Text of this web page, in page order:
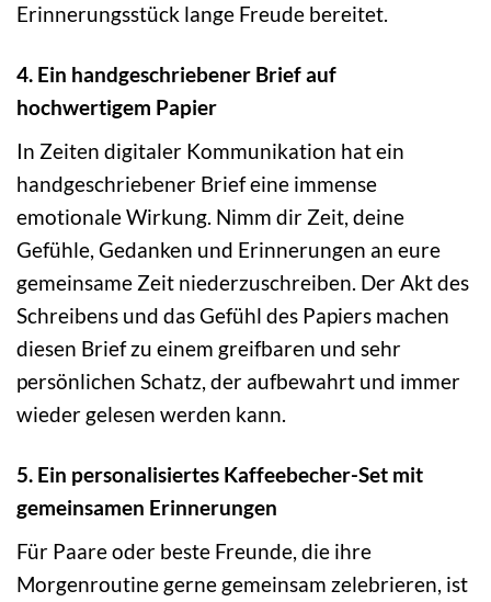
Erinnerungsstück lange Freude bereitet.
4. Ein handgeschriebener Brief auf
hochwertigem Papier
In Zeiten digitaler Kommunikation hat ein
handgeschriebener Brief eine immense
emotionale Wirkung. Nimm dir Zeit, deine
Gefühle, Gedanken und Erinnerungen an eure
gemeinsame Zeit niederzuschreiben. Der Akt des
Schreibens und das Gefühl des Papiers machen
diesen Brief zu einem greifbaren und sehr
persönlichen Schatz, der aufbewahrt und immer
wieder gelesen werden kann.
5. Ein personalisiertes Kaffeebecher-Set mit
gemeinsamen Erinnerungen
Für Paare oder beste Freunde, die ihre
Morgenroutine gerne gemeinsam zelebrieren, ist